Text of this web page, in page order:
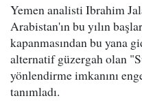
Yemen analisti Ibrahim
Arabistan'ın bu yılın
kapanmasından bu yana
alternatif güzergah olan
yönlendirme imkanını
tanımladı.